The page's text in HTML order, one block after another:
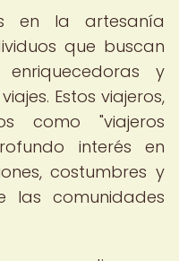
en la artesanía
que buscan
enriquecedoras y
Estos viajeros,
como "viajeros
interés en
costumbres y
las comunidades